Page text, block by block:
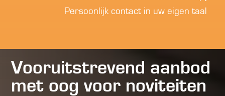
Persoonlijk contact in uw eigen taal
Vooruitstrevend aanbod
met oog voor noviteiten